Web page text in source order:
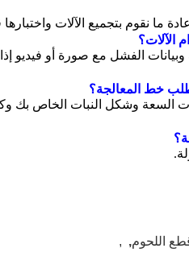
ما نقوم بتجميع الآلات
الفشل مع صورة أو فيديو إذا
السعة وشكل النبات الخاص
اللحوم,
,